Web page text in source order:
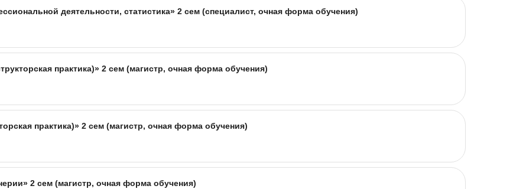
деятельности, статистика» 2 сем (специалист, очная форма обучения)
практика)» 2 сем (магистр, очная форма обучения)
практика)» 2 сем (магистр, очная форма обучения)
2 сем (магистр, очная форма обучения)